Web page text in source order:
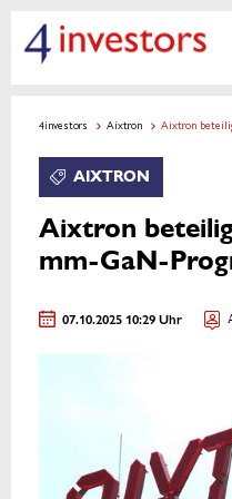
4investors Aixtron Aixtron
AIXTRON
Aixtron
mm-GaN-
07.10.2025 10:29 Uhr